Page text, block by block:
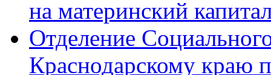
на материнский
Отделение
Краснодарскому краю